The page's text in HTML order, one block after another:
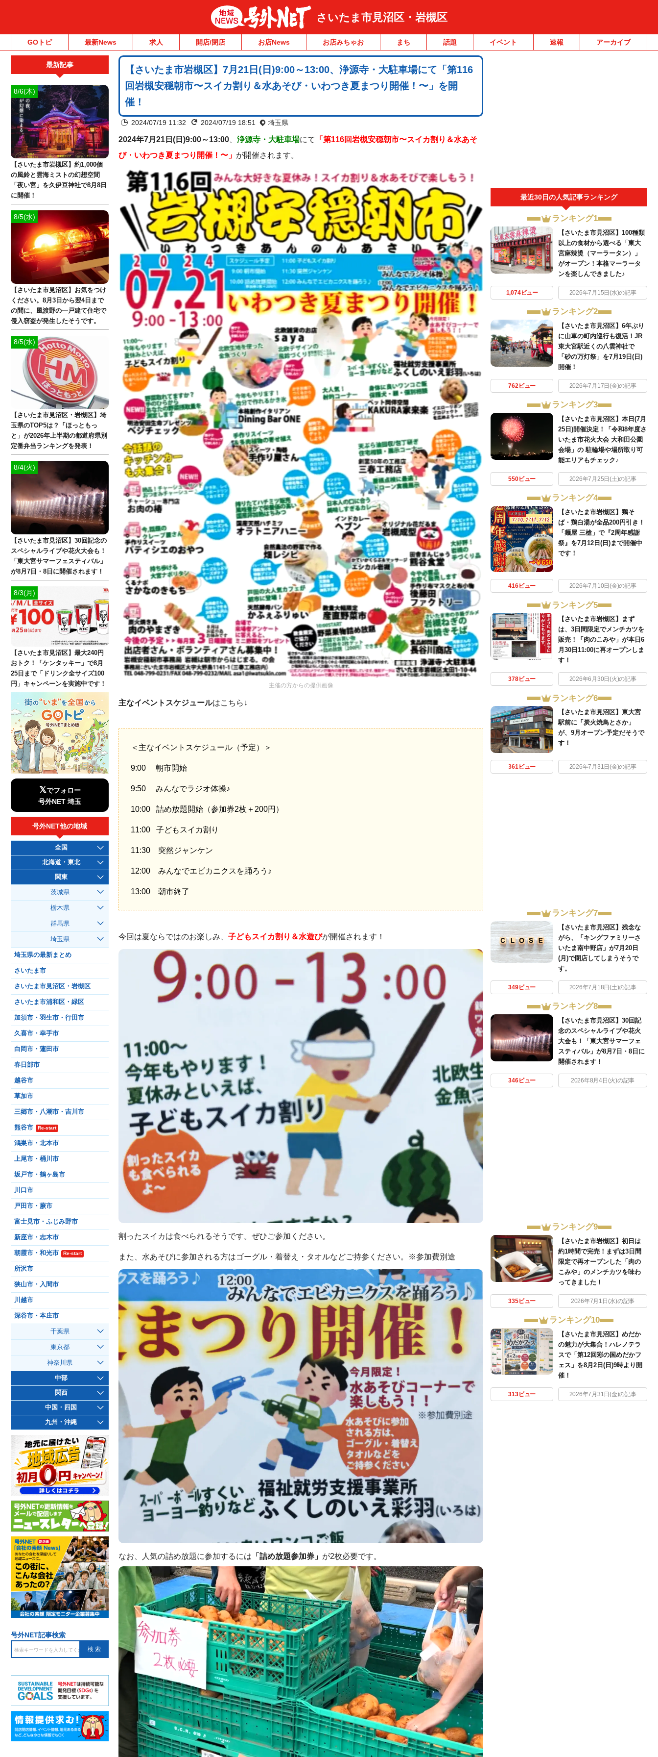
さいたま市見沼区・岩槻区
GOトピ 最新News 求人 開店/閉店 お店News お店みちゃお まち 話題 イベント 速報 アーカイブ
【さいたま市岩槻区】7月21日(日)9:00～13:00、浄源寺・大駐車場にて「第116
回岩槻安穏朝市〜スイカ割り＆水あそび・いわつき夏まつり開催！〜」を開
催！
2024/07/19 11:32 2024/07/19 18:51 埼玉県
2024年7月21日(日)9:00～13:00 浄源寺・大駐車場にて
「第116回岩槻安穏朝市〜スイカ割り＆水あそ
び・いわつき夏まつり開催！〜」 が開催されます。
主催の方からの提供画像
主なイベントスケジュールはこちら↓
＜主なイベントスケジュール（予定）＞
9:00 朝市開始
9:50 みんなでラジオ体操♪
10:00 詰め放題開始（参加券2枚＋200円）
11:00 子どもスイカ割り
11:30 突然ジャンケン
12:00 みんなでエビカニクスを踊ろう♪
13:00 朝市終了
今回は夏ならではのお楽しみ、 子どもスイカ割り＆水遊びが開催されます！
割ったスイカは食べられるそうです。ぜひご参加ください。
また、水あそびに参加される方はゴーグル・着替え・タオルなどご持参ください。※参加費別途
なお、人気の詰め放題に参加するには 「詰め放題参加券」 が2枚必要です。
最近30日の人気記事ランキング
ランキング1
【さいたま市見沼区】100種類
以上の食材から選べる「東大
宮麻辣烫（マーラータン）」
がオープン！本格マーラータ
ンを楽しんできました♪
1,074ビュー 2026年7月15日(水)の記事
ランキング2
【さいたま市見沼区】6年ぶり
に山車の町内巡行も復活！JR
東大宮駅近くの八雲神社で
「砂の万灯祭」を7月19日(日)
開催！
762ビュー 2026年7月17日(金)の記事
ランキング3
【さいたま市見沼区】本日(7月
25日)開催決定！「令和8年度さ
いたま市花火大会 大和田公園
会場」の 駐輪場や場所取り可
能エリアもチェック♪
550ビュー 2026年7月25日(土)の記事
ランキング4
【さいたま市岩槻区】鶏そ
ば・鶏白湯が全品200円引き！
「麺屋 三槍」で『2周年感謝
祭』を7月12日(日)まで開催中
です！
416ビュー 2026年7月10日(金)の記事
ランキング5
【さいたま市岩槻区】まず
は、3日間限定でメンチカツを
販売！「肉のこみや」が本日6
月30日11:00に再オープンしま
す！
378ビュー 2026年6月30日(火)の記事
ランキング6
【さいたま市見沼区】東大宮
駅前に「炭火焼鳥とさか」
が、9月オープン予定だそうで
す！
361ビュー 2026年7月31日(金)の記事
ランキング7
【さいたま市見沼区】残念な
がら、「キングファミリーさ
いたま南中野店」が7月20日
(月)で閉店してしまうそうで
す。
349ビュー 2026年7月18日(土)の記事
ランキング8
【さいたま市見沼区】30回記
念のスペシャルライブや花火
大会も！「東大宮サマーフェ
スティバル」が8月7日・8日に
開催されます！
346ビュー 2026年8月4日(火)の記事
ランキング9
【さいたま市岩槻区】初日は
約1時間で完売！まずは3日間
限定で再オープンした「肉の
こみや」のメンチカツを味わ
ってきました！
335ビュー 2026年7月1日(水)の記事
ランキング10
【さいたま市見沼区】めだか
の魅力が大集合！ハレノテラ
スで「第12回彩の国めだかフ
ェス」を8月2日(日)9時より開
催！
313ビュー 2026年7月31日(金)の記事
最新記事
8/6(木)
【さいたま市岩槻区】約1,000個
の風鈴と雲海ミストの幻想空間
「夜い宮」を久伊豆神社で8月8日
に開催！
8/5(水)
【さいたま市見沼区】お気をつけ
ください。8月3日から翌4日まで
の間に、風渡野の一戸建て住宅で
侵入窃盗が発生したそうです。
8/5(水)
【さいたま市見沼区・岩槻区】埼
玉県のTOP5は？「ほっともっ
と」が2026年上半期の都道府県別
定番弁当ランキングを発表！
8/4(火)
【さいたま市見沼区】30回記念の
スペシャルライブや花火大会も！
「東大宮サマーフェスティバル」
が8月7日・8日に開催されます！
8/3(月)
【さいたま市見沼区】最大240円
おトク！「ケンタッキー」で8月
25日まで「ドリンク全サイズ100
円」キャンペーンを実施中です！
𝕏でフォロー
号外NET 埼玉
号外NET他の地域
全国
北海道・東北
関東
茨城県
栃木県
群馬県
埼玉県
埼玉県の最新まとめ
さいたま市
さいたま市見沼区・岩槻区
さいたま市浦和区・緑区
加須市・羽生市・行田市
久喜市・幸手市
白岡市・蓮田市
春日部市
越谷市
草加市
三郷市・八潮市・吉川市
熊谷市 Re-start
鴻巣市・北本市
上尾市・桶川市
坂戸市・鶴ヶ島市
川口市
戸田市・蕨市
富士見市・ふじみ野市
新座市・志木市
朝霞市・和光市 Re-start
所沢市
狭山市・入間市
川越市
深谷市・本庄市
千葉県
東京都
神奈川県
中部
関西
中国・四国
九州・沖縄
号外NET記事検索